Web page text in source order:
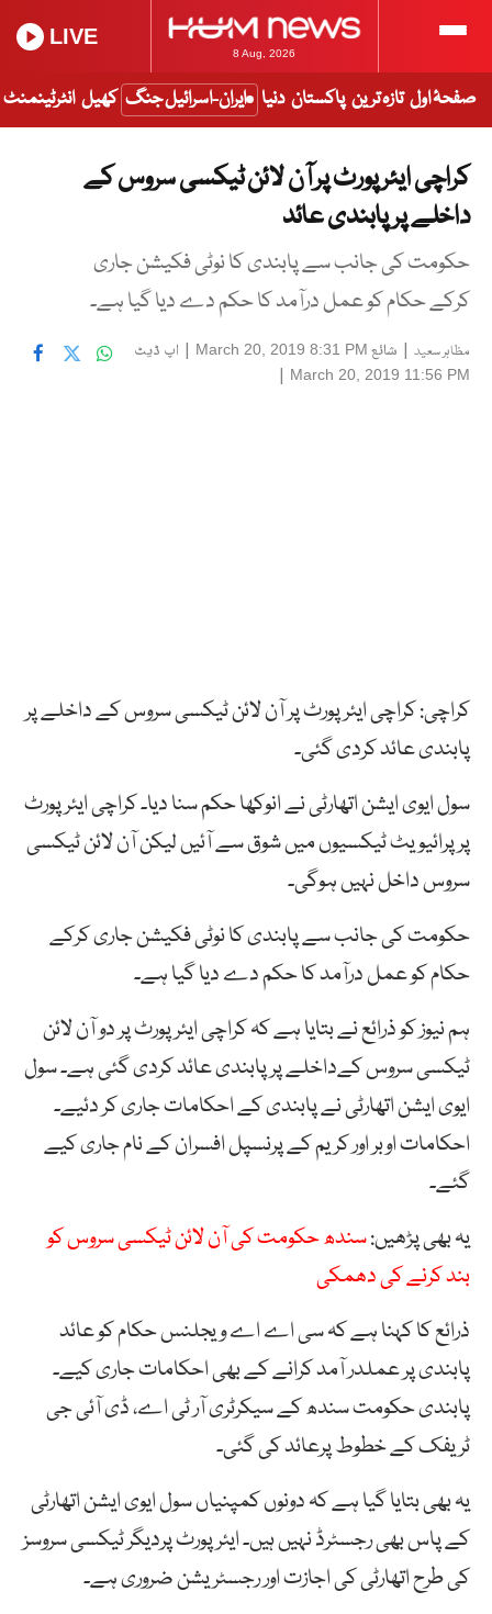
8 Aug, 2026
LIVE
صفحۂ اول تازہ ترین پاکستان دنیا ایران-اسرائیل جنگ کھیل انٹرٹینمنٹ
کراچی ایئر پورٹ پر آن لائن ٹیکسی سروس کے
داخلے پر پابندی عائد
حکومت کی جانب سے پابندی کا نوٹی فکیشن جاری
کرکے حکام کو عمل درآمد کا حکم دے دیا گیا ہے۔
مظاہر سعید | شائع March 20, 2019 8:31 PM
| اپ ڈیٹ
March 20, 2019 11:56 PM
|
کراچی: کراچی ایئر پورٹ پر آن لائن ٹیکسی سروس کے داخلے پر
پابندی عائد کردی گئی۔
سول ایوی ایشن اتھارٹی نے انوکھا حکم سنا دیا۔ کراچی ایئر پورٹ
پر پرائیویٹ ٹیکسیوں میں شوق سے آئیں لیکن آن لائن ٹیکسی
سروس داخل نہیں ہوگی۔
حکومت کی جانب سے پابندی کا نوٹی فکیشن جاری کرکے
حکام کو عمل درآمد کا حکم دے دیا گیا ہے۔
ہم نیوز کو ذرائع نے بتایا ہے کہ کراچی ایئر پورٹ پر دو آن لائن
ٹیکسی سروس کےداخلے پر پابندی عائد کردی گئی ہے۔ سول
ایوی ایشن اتھارٹی نے پابندی کے احکامات جاری کر دئیے۔
احکامات اوبر اور کریم کے پرنسپل افسران کے نام جاری کیے
گئے۔
یہ بھی پڑھیں:سندھ حکومت کی آن لائن ٹیکسی سروس کو
بند کرنے کی دھمکی
ذرائع کا کہنا ہے کہ سی اے اے ویجلنس حکام کو عائد
پابندی پر عملدر آمد کرانے کے بھی احکامات جاری کیے۔
پابندی حکومت سندھ کے سیکرٹری آر ٹی اے، ڈی آئی جی
ٹریفک کے خطوط پرعائد کی گئی۔
یہ بھی بتایا گیا ہے کہ دونوں کمپنیاں سول ایوی ایشن اتھارٹی
کے پاس بھی رجسٹرڈ نہیں ہیں۔ ایئر پورٹ پردیگر ٹیکسی سروسز
کی طرح اتھارٹی کی اجازت اور رجسٹریشن ضروری ہے۔